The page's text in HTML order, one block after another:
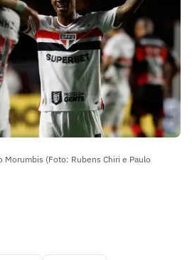
Morumbis (Foto: Rubens Chiri e Paulo